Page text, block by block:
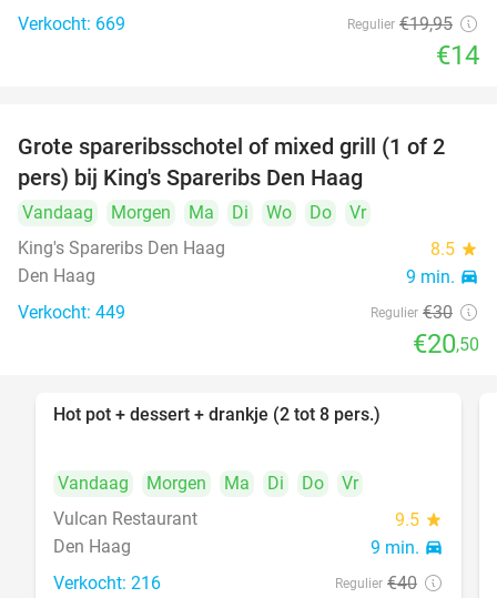
Verkocht: 669 Regulier €19,95
€14
32%
Grote spareribsschotel of mixed grill (1 of 2
pers) bij King's Spareribs Den Haag
Vandaag Morgen Ma Di Wo Do
Vr
King's Spareribs Den Haag
8.5 star
Den Haag 9 min. directions_car
Verkocht: 449 Regulier €30
€20,50
Hot pot + dessert + drankje (2 tot 8 pers.)
Vandaag Morgen Ma Di Do
Vr
Vulcan Restaurant
9.5 star
Den Haag 9 min. directions_car
Verkocht: 216 Regulier €40